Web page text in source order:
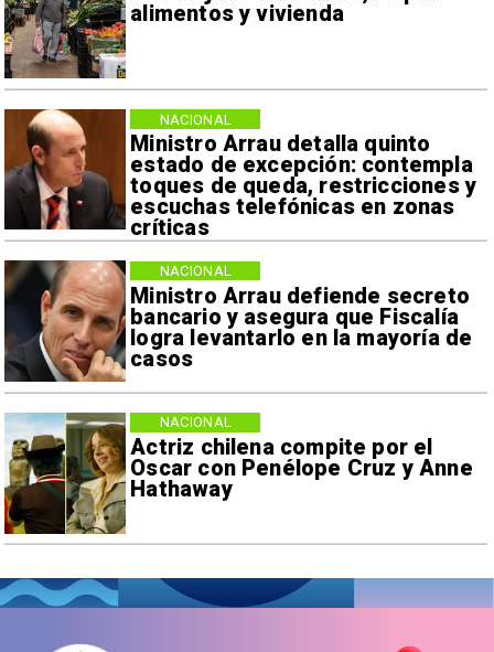
alimentos y vivienda
Ministro Arrau detalla quinto
estado de excepción: contempla
toques de queda, restricciones y
escuchas telefónicas en zonas
críticas
NACIONAL
Ministro Arrau defiende secreto
bancario y asegura que Fiscalía
logra levantarlo en la mayoría de
casos
NACIONAL
Actriz chilena compite por el
Oscar con Penélope Cruz y Anne
Hathaway
NACIONAL